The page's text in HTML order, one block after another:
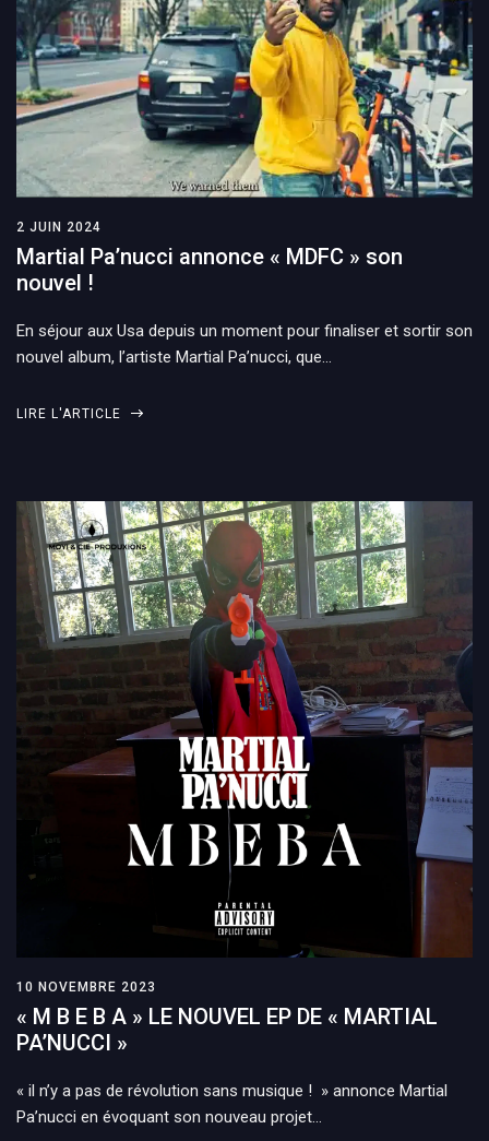
2 JUIN 2024
Martial Pa’nucci annonce « MDFC » son
nouvel !
En séjour aux Usa depuis un moment pour finaliser et sortir son
nouvel album, l’artiste Martial Pa’nucci, que…
LIRE L'ARTICLE
10 NOVEMBRE 2023
« M B E B A » LE NOUVEL EP DE « MARTIAL
PA’NUCCI »
« il n’y a pas de révolution sans musique ! » annonce Martial
Pa’nucci en évoquant son nouveau projet…